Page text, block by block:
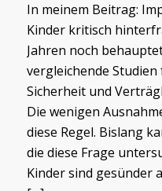
In meinem Beitrag:
Kinder kritisch
Jahren noch
vergleichende
Sicherheit und
Die wenigen
diese Regel. Bislang
die diese Frage
Kinder sind gesünder